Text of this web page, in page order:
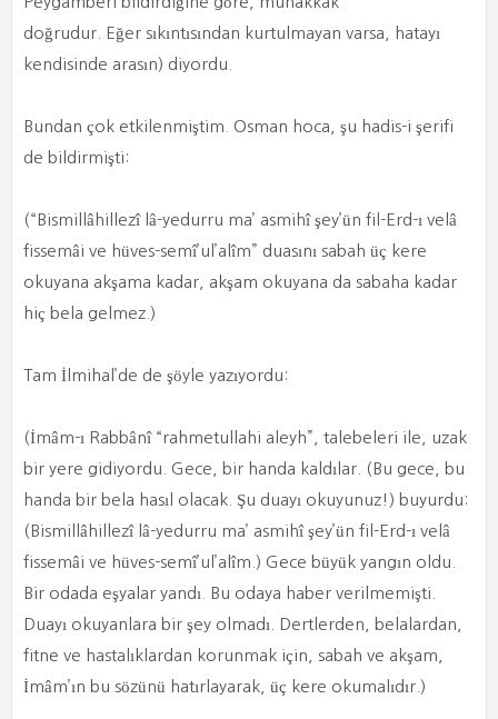
doğrudur. Eğer sıkıntısından kurtulmayan varsa, hatayı
kendisinde arasın) diyordu.
Bundan çok etkilenmiştim. Osman hoca, şu hadis-i şerifi
de bildirmişti:
(“Bismillâhillezî lâ-yedurru ma’ asmihî şey’ün fil-Erd-ı velâ
fissemâi ve hüves-semî’ul’alîm” duasını sabah üç kere
okuyana akşama kadar, akşam okuyana da sabaha kadar
hiç bela gelmez.)
Tam İlmihal’de de şöyle yazıyordu:
(İmâm-ı Rabbânî “rahmetullahi aleyh”, talebeleri ile, uzak
bir yere gidiyordu. Gece, bir handa kaldılar. (Bu gece, bu
handa bir bela hasıl olacak. Şu duayı okuyunuz!) buyurdu:
(Bismillâhillezî lâ-yedurru ma’ asmihî şey’ün fil-Erd-ı velâ
fissemâi ve hüves-semî’ul’alîm.) Gece büyük yangın oldu.
Bir odada eşyalar yandı. Bu odaya haber verilmemişti.
Duayı okuyanlara bir şey olmadı. Dertlerden, belalardan,
fitne ve hastalıklardan korunmak için, sabah ve akşam,
İmâm’ın bu sözünü hatırlayarak, üç kere okumalıdır.)